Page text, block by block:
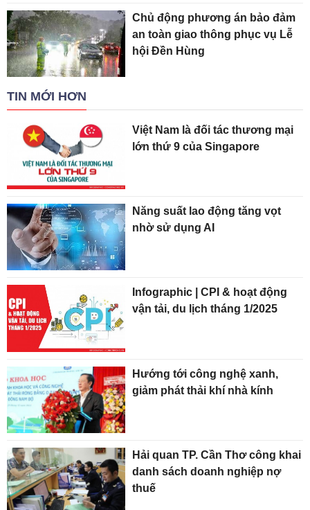
Chủ động phương án bảo đảm
an toàn giao thông phục vụ Lễ
hội Đền Hùng
TIN MỚI HƠN
Việt Nam là đối tác thương mại
lớn thứ 9 của Singapore
Năng suất lao động tăng vọt
nhờ sử dụng AI
Infographic | CPI & hoạt động
vận tải, du lịch tháng 1/2025
Hướng tới công nghệ xanh,
giảm phát thải khí nhà kính
Hải quan TP. Cần Thơ công khai
danh sách doanh nghiệp nợ
thuế